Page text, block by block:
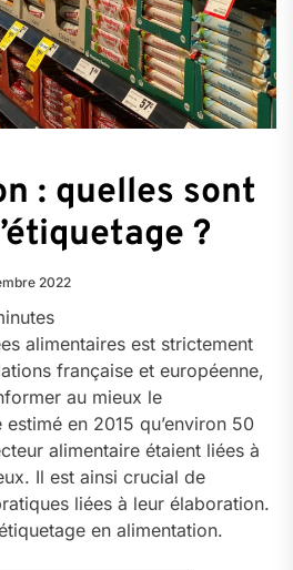
: quelles sont
?
2022
alimentaires est strictement
française et européenne,
au mieux le
en 2015 qu’environ 50
alimentaire étaient liées à
Il est ainsi crucial de
liées à leur élaboration.
en alimentation.